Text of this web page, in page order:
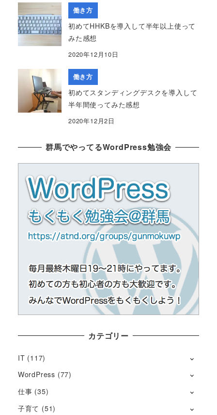
働き方
初めてHHKBを導入して半年以上使って
みた感想
2020年12月10日
働き方
初めてスタンディングデスクを導入して
半年間使ってみた感想
2020年12月2日
群馬でやってるWordPress勉強会
カテゴリー
IT (117)
WordPress (77)
仕事 (35)
子育て (51)